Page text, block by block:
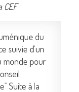
CEF
du
suivie d'un
monde pour
Suite à la